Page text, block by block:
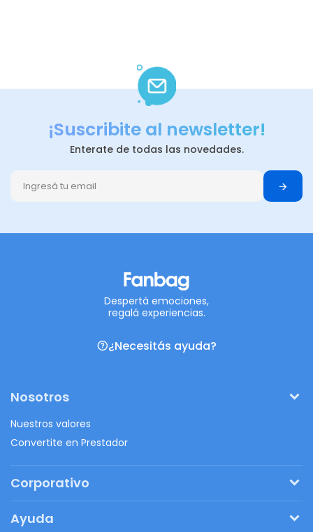
¡Suscribite al newsletter!
Enterate de todas las novedades.
Despertá emociones,
regalá experiencias.
¿Necesitás ayuda?
Nosotros
Nuestros valores
Convertite en Prestador
Corporativo
Regalos originales
Ayuda